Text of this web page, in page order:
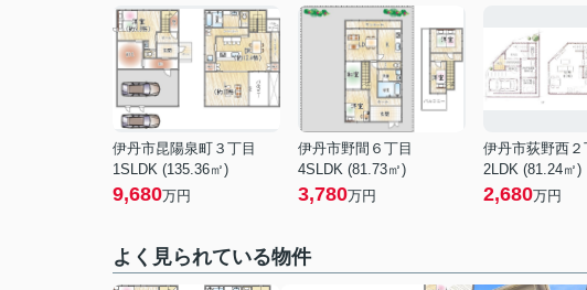
伊丹市昆陽泉町３丁目
1SLDK (135.36㎡)
9,680万円
伊丹市野間６丁目
4SLDK (81.73㎡)
3,780万円
伊丹市荻野西２
2LDK (81.24㎡)
2,680万円
よく見られている物件